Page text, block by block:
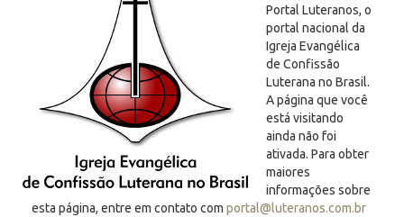
Portal Luteranos, o
portal nacional da
Igreja Evangélica
de Confissão
Luterana no Brasil.
A página que você
está visitando
ainda não foi
ativada. Para obter
maiores
informações sobre
esta página, entre em contato com portal@luteranos.com.br